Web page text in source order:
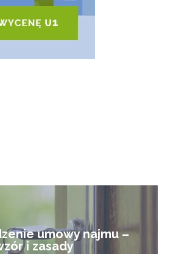
umowy najmu –
i zasady